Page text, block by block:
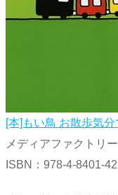
[本]もい鳥 お散歩気
メディアファクトリ
ISBN：978-4-8401-